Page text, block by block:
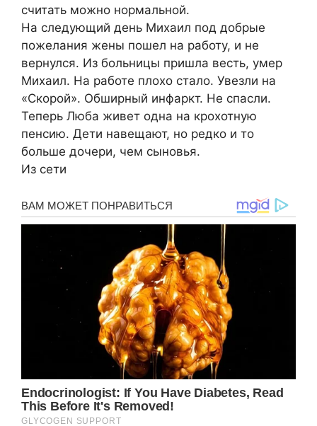
считать можно нормальной.
На следующий день Михаил под добрые
пожелания жены пошел на работу, и не
вернулся. Из больницы пришла весть, умер
Михаил. На работе плохо стало. Увезли на
«Скорой». Обширный инфаркт. Не спасли.
Теперь Люба живет одна на крохотную
пенсию. Дети навещают, но редко и то
больше дочери, чем сыновья.
Из сети